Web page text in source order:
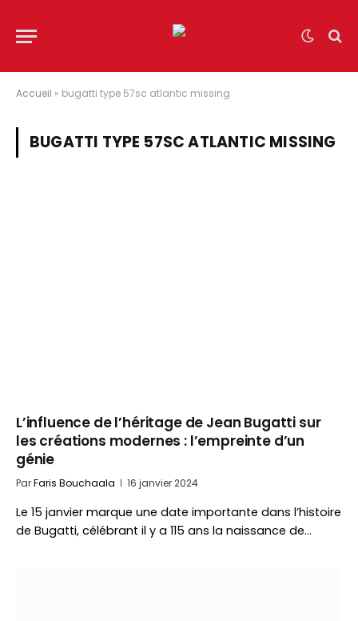
Accueil » bugatti type 57sc atlantic missing
BUGATTI TYPE 57SC ATLANTIC MISSING
L’influence de l’héritage de Jean Bugatti sur
les créations modernes : l’empreinte d’un
génie
ParFaris Bouchaala 16 janvier 2024
Le 15 janvier marque une date importante dans l’histoire
de Bugatti, célébrant il y a 115 ans la naissance de…